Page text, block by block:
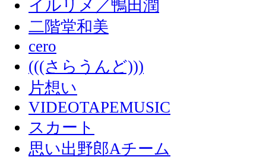
イルリメ／鴨田潤
二階堂和美
cero
(((さらうんど)))
片想い
VIDEOTAPEMUSIC
スカート
思い出野郎Aチーム